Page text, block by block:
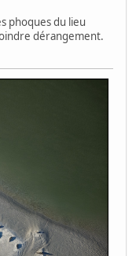
phoques du lieu
dérangement.